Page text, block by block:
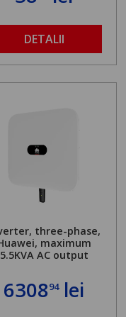
DETALII
three-phase,
maximum
5.5KVA AC output
630894lei